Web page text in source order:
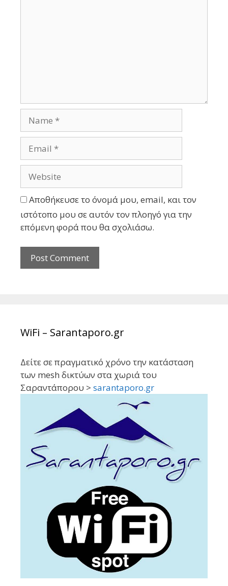
Αποθήκευσε το όνομά μου, email, και τον
ιστότοπο μου σε αυτόν τον πλοηγό για την
επόμενη φορά που θα σχολιάσω.
WiFi – Sarantaporo.gr
Δείτε σε πραγματικό χρόνο την κατάσταση
των mesh δικτύων στα χωριά του
Σαραντάπορου > sarantaporo.gr